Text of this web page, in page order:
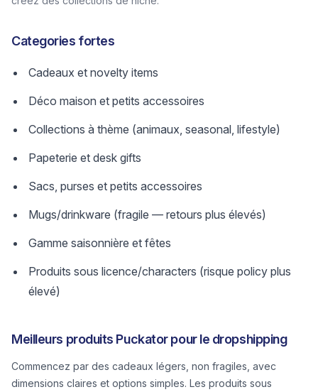
Categories fortes
Cadeaux et novelty items
Déco maison et petits accessoires
Collections à thème (animaux, seasonal, lifestyle)
Papeterie et desk gifts
Sacs, purses et petits accessoires
Mugs/drinkware (fragile — retours plus élevés)
Gamme saisonnière et fêtes
Produits sous licence/characters (risque policy plus
élevé)
Meilleurs produits Puckator pour le dropshipping
Commencez par des cadeaux légers, non fragiles, avec
dimensions claires et options simples. Les produits sous